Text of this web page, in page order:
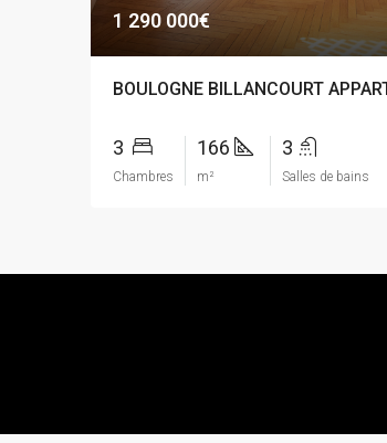
1 290 000€
3
Chambres
166
m²
3
Salles de bains